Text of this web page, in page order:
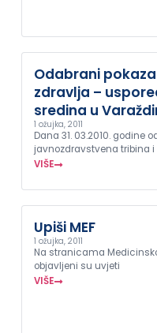
Odabrani
zdravlja –
sredina u
1 ožujka, 2011
Dana 31. 03.2010. godine
javnozdravstvena tribina i
VIŠE
Upiši MEF
1 ožujka, 2011
Na stranicama
objavljeni su uvjeti
VIŠE